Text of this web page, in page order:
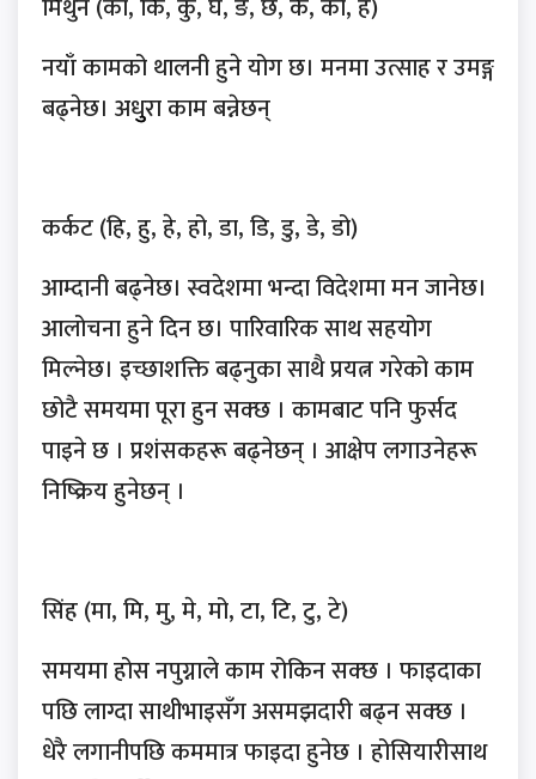
मिथुन (का, कि, कु, घ, ङ, छ, के, को, ह)
नयाँ कामको थालनी हुने योग छ। मनमा उत्साह र उमङ्ग
बढ्नेछ। अधुुरा काम बन्नेछन्
कर्कट (हि, हु, हे, हो, डा, डि, डु, डे, डो)
आम्दानी बढ्नेछ। स्वदेशमा भन्दा विदेशमा मन जानेछ।
आलोचना हुने दिन छ। पारिवारिक साथ सहयोग
मिल्नेछ। इच्छाशक्ति बढ्नुका साथै प्रयत्न गरेको काम
छोटै समयमा पूरा हुन सक्छ । कामबाट पनि फुर्सद
पाइने छ । प्रशंसकहरू बढ्नेछन् । आक्षेप लगाउनेहरू
निष्क्रिय हुनेछन् ।
सिंह (मा, मि, मु, मे, मो, टा, टि, टु, टे)
समयमा होस नपुग्नाले काम रोकिन सक्छ । फाइदाका
पछि लाग्दा साथीभाइसँग असमझदारी बढ्न सक्छ ।
धेरै लगानीपछि कममात्र फाइदा हुनेछ । होसियारीसाथ